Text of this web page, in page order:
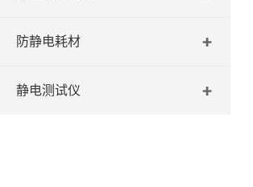
防静电耗材
静电测试仪